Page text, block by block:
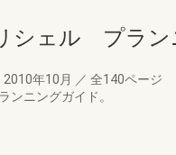
シェル プラン
2010年10月 ／ 全140ページ
ニングガイド。